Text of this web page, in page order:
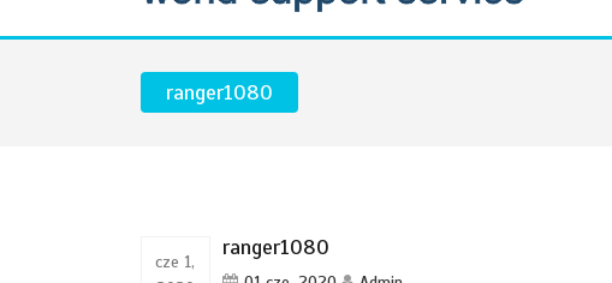
ranger1080
cze 1,
ranger1080